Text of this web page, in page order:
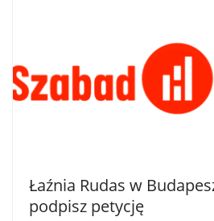
Łaźnia Rudas w
podpisz petycję